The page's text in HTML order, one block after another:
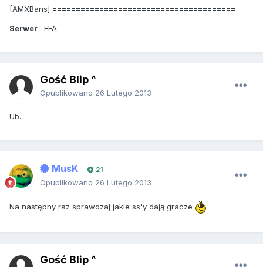
[AMXBans] =======================================
Serwer : FFA
Gość Blip ^
Opublikowano 26 Lutego 2013
Ub.
MusK 21
Opublikowano 26 Lutego 2013
Na następny raz sprawdzaj jakie ss'y dają gracze
Gość Blip ^